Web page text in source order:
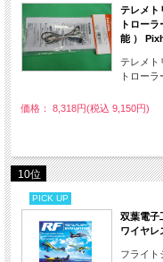
テレメト
トロー
能 ）
テレメト
トロー
価格： 8,318円(税込 9,150円)
10位
PICK UP
双葉電子
ワイヤレ
フライト